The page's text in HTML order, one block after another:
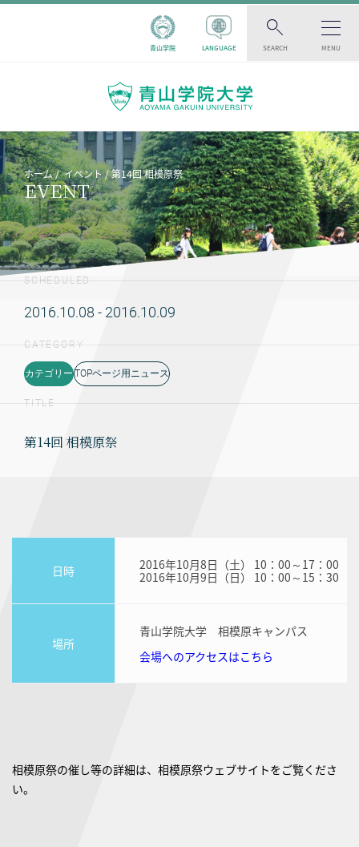
青山学院 LANGUAGE SEARCH MENU
ホーム イベント 第14回 相模原祭
EVENT
SCHEDULED
2016.10.08 - 2016.10.09
CATEGORY
カテゴリー TOPページ用ニュース
TITLE
第14回 相模原祭
日時
2016年10月8日（土） 10：00～17：00
2016年10月9日（日） 10：00～15：30
場所
青山学院大学 相模原キャンパス
会場へのアクセスはこちら
相模原祭の催し等の詳細は、相模原祭ウェブサイトをご覧くださ
い。